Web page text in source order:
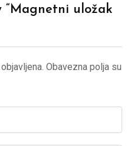
uložak
Obavezna polja su